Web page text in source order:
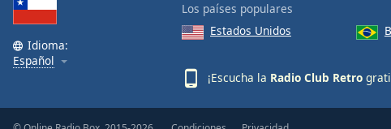
Font
Family
Idioma:
Español
Los países populares
Estados Unidos
¡Escucha la Radio Club Retro